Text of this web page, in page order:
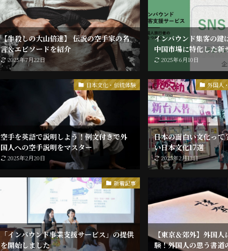
【牛殺しの大山倍達】 伝説の空手家の名
言＆エピソードを紹介
2025年7月22日
インバウンド集客の鍵
中国市場に特化した新
2025年6月10日
日本文化・伝統体験
空手を英語で説明しよう！例文付きで外
国人への空手説明をマスター
2025年2月20日
外国人
日本の面白い文化って
い日本文化17選
2025年2月13日
新着記事
「インバウンド事業支援サービス」の提供
を開始しました
【東京＆郊外】外国
験！外国人の思う書道